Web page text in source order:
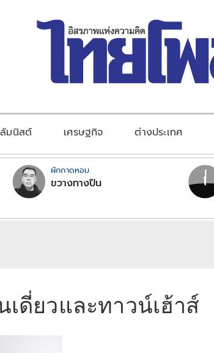
มนิสต์ เศรษฐกิจ ต่างประเทศ
ผักกาดหอม
ขวางทางปืน
เดี่ยวและทาวน์เฮ้าส์